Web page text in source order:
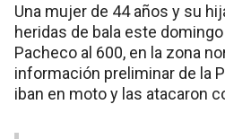
Una mujer de 44 años y su
heridas de bala este
Pacheco al 600, en la zona
información preliminar de la
iban en moto y las atacaron